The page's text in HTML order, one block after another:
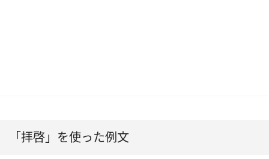
「拝啓」を使った例文